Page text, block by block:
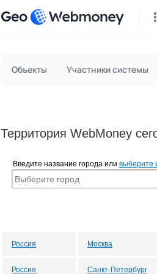
Geo
Объекты Участники системы
Территория WebMoney
Введите название города или выберите
Россия Москва
Россия Санкт-Петербург